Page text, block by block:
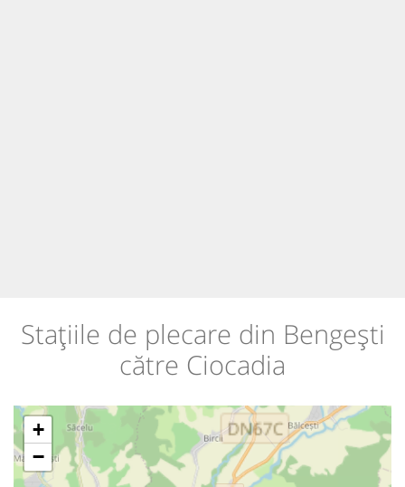
Stațiile de plecare din Bengești
către Ciocadia
+
−